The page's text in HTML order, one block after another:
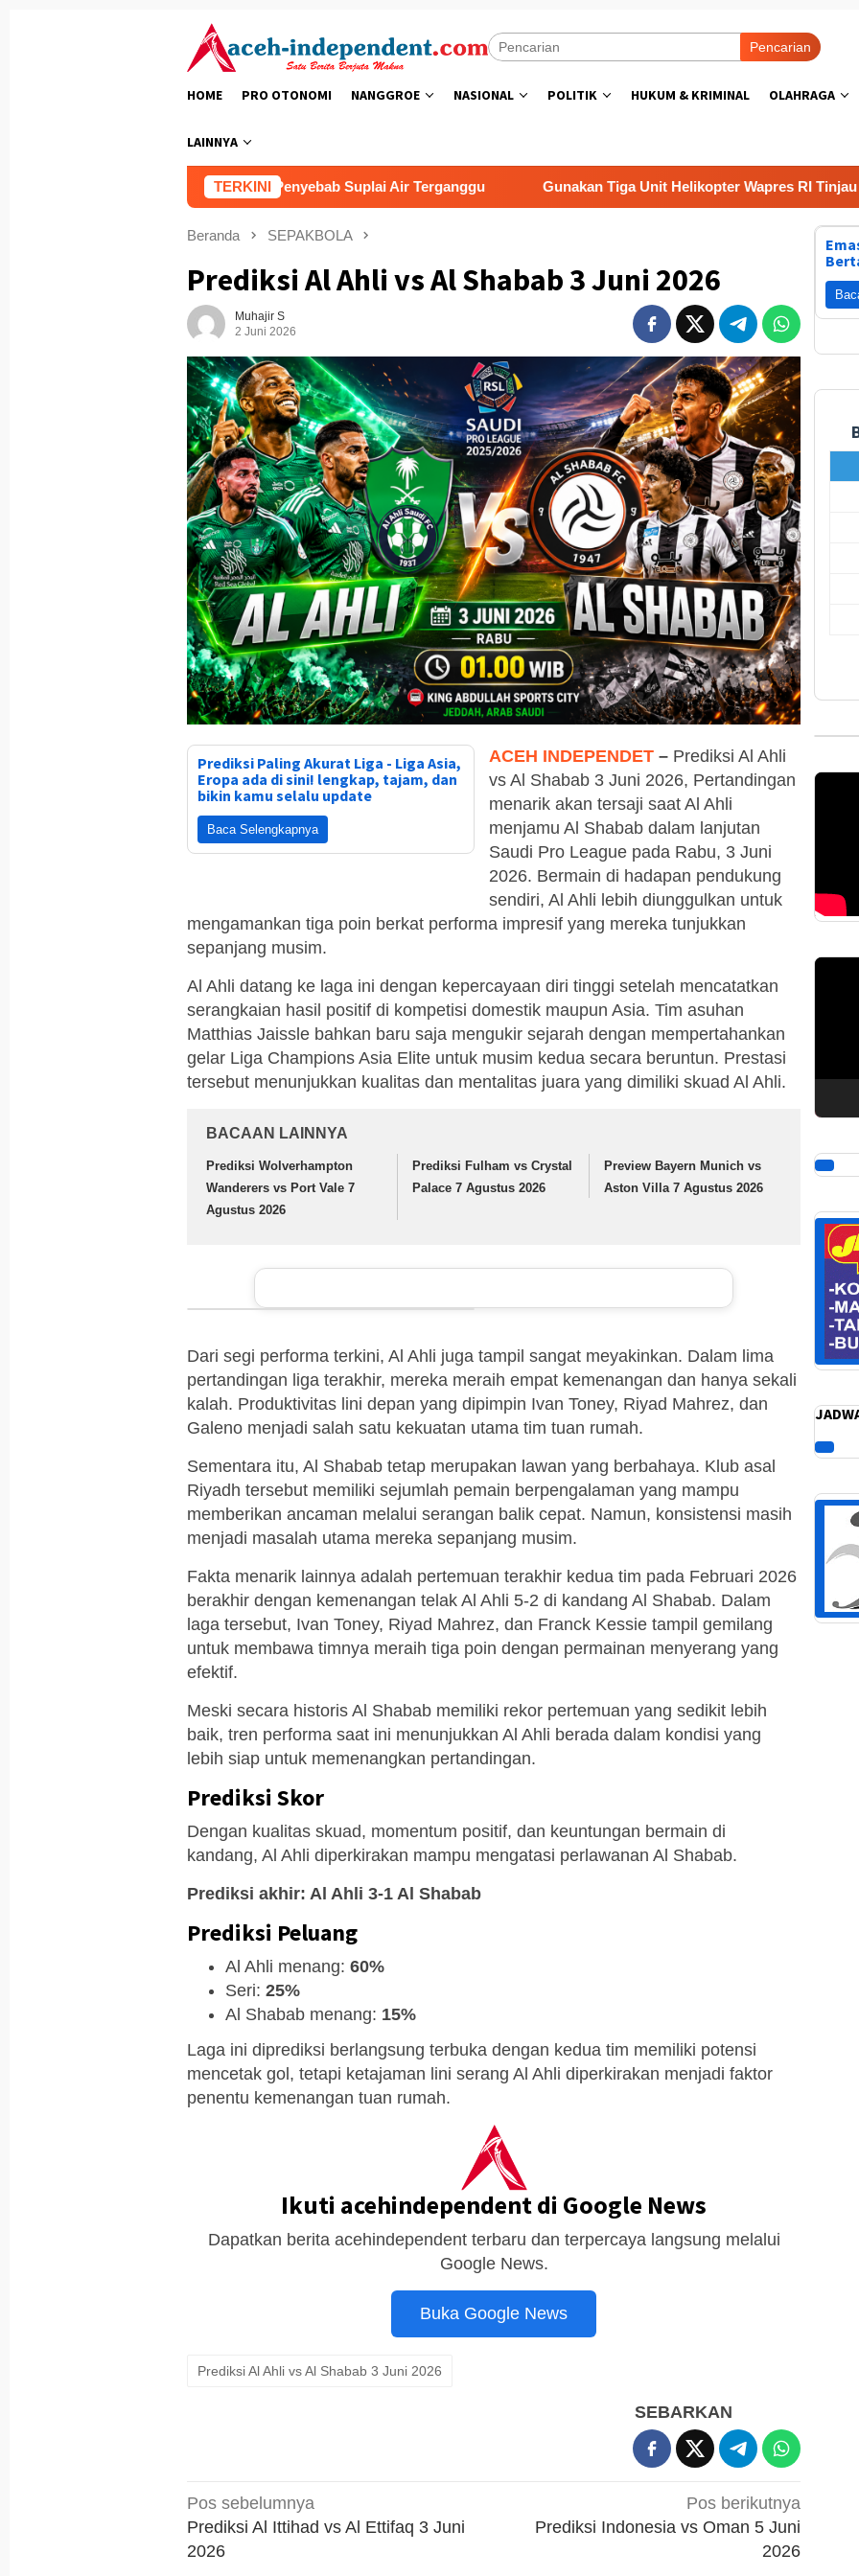
Pencarian
HOME PRO OTONOMI NANGGROE NASIONAL POLITIK HUKUM & KRIMINAL OLAHRAGA
LAINNYA
TERKINI
Cepat Ditangani Ini Penyebab Suplai Air Terganggu Gunakan Tiga Unit Helikopter Wapres RI Tinjau Aceh
Beranda SEPAKBOLA
Prediksi Al Ahli vs Al Shabab 3 Juni 2026
Muhajir S
2 Juni 2026
Prediksi Paling Akurat Liga - Liga Asia,
Eropa ada di sini! lengkap, tajam, dan
bikin kamu selalu update
Baca Selengkapnya
ACEH INDEPENDET – Prediksi Al Ahli
vs Al Shabab 3 Juni 2026, Pertandingan
menarik akan tersaji saat Al Ahli
menjamu Al Shabab dalam lanjutan
Saudi Pro League pada Rabu, 3 Juni
2026. Bermain di hadapan pendukung
sendiri, Al Ahli lebih diunggulkan untuk
mengamankan tiga poin berkat performa impresif yang mereka tunjukkan
sepanjang musim.
Al Ahli datang ke laga ini dengan kepercayaan diri tinggi setelah mencatatkan
serangkaian hasil positif di kompetisi domestik maupun Asia. Tim asuhan
Matthias Jaissle bahkan baru saja mengukir sejarah dengan mempertahankan
gelar Liga Champions Asia Elite untuk musim kedua secara beruntun. Prestasi
tersebut menunjukkan kualitas dan mentalitas juara yang dimiliki skuad Al Ahli.
BACAAN LAINNYA
Prediksi Wolverhampton
Wanderers vs Port Vale 7
Agustus 2026
Prediksi Fulham vs Crystal
Palace 7 Agustus 2026
Preview Bayern Munich vs
Aston Villa 7 Agustus 2026
Dari segi performa terkini, Al Ahli juga tampil sangat meyakinkan. Dalam lima
pertandingan liga terakhir, mereka meraih empat kemenangan dan hanya sekali
kalah. Produktivitas lini depan yang dipimpin Ivan Toney, Riyad Mahrez, dan
Galeno menjadi salah satu kekuatan utama tim tuan rumah.
Sementara itu, Al Shabab tetap merupakan lawan yang berbahaya. Klub asal
Riyadh tersebut memiliki sejumlah pemain berpengalaman yang mampu
memberikan ancaman melalui serangan balik cepat. Namun, konsistensi masih
menjadi masalah utama mereka sepanjang musim.
Fakta menarik lainnya adalah pertemuan terakhir kedua tim pada Februari 2026
berakhir dengan kemenangan telak Al Ahli 5-2 di kandang Al Shabab. Dalam
laga tersebut, Ivan Toney, Riyad Mahrez, dan Franck Kessie tampil gemilang
untuk membawa timnya meraih tiga poin dengan permainan menyerang yang
efektif.
Meski secara historis Al Shabab memiliki rekor pertemuan yang sedikit lebih
baik, tren performa saat ini menunjukkan Al Ahli berada dalam kondisi yang
lebih siap untuk memenangkan pertandingan.
Prediksi Skor
Dengan kualitas skuad, momentum positif, dan keuntungan bermain di
kandang, Al Ahli diperkirakan mampu mengatasi perlawanan Al Shabab.
Prediksi akhir: Al Ahli 3-1 Al Shabab
Prediksi Peluang
Al Ahli menang: 60%
Seri: 25%
Al Shabab menang: 15%
Laga ini diprediksi berlangsung terbuka dengan kedua tim memiliki potensi
mencetak gol, tetapi ketajaman lini serang Al Ahli diperkirakan menjadi faktor
penentu kemenangan tuan rumah.
Ikuti acehindependent di Google News
Dapatkan berita acehindependent terbaru dan terpercaya langsung melalui
Google News.
Buka Google News
Prediksi Al Ahli vs Al Shabab 3 Juni 2026
SEBARKAN
Navigasi
pos
Pos sebelumnya
Prediksi Al Ittihad vs Al Ettifaq 3 Juni
2026
Pos berikutnya
Prediksi Indonesia vs Oman 5 Juni
2026